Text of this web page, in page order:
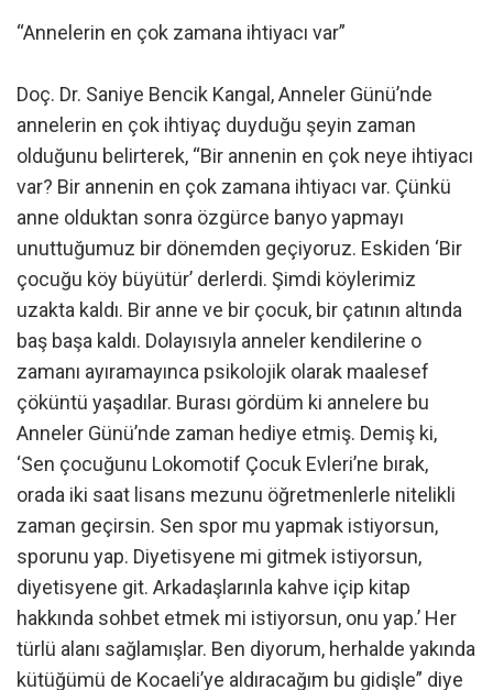
“Annelerin en çok zamana ihtiyacı var”
Doç. Dr. Saniye Bencik Kangal, Anneler Günü’nde
annelerin en çok ihtiyaç duyduğu şeyin zaman
olduğunu belirterek, “Bir annenin en çok neye ihtiyacı
var? Bir annenin en çok zamana ihtiyacı var. Çünkü
anne olduktan sonra özgürce banyo yapmayı
unuttuğumuz bir dönemden geçiyoruz. Eskiden ‘Bir
çocuğu köy büyütür’ derlerdi. Şimdi köylerimiz
uzakta kaldı. Bir anne ve bir çocuk, bir çatının altında
baş başa kaldı. Dolayısıyla anneler kendilerine o
zamanı ayıramayınca psikolojik olarak maalesef
çöküntü yaşadılar. Burası gördüm ki annelere bu
Anneler Günü’nde zaman hediye etmiş. Demiş ki,
‘Sen çocuğunu Lokomotif Çocuk Evleri’ne bırak,
orada iki saat lisans mezunu öğretmenlerle nitelikli
zaman geçirsin. Sen spor mu yapmak istiyorsun,
sporunu yap. Diyetisyene mi gitmek istiyorsun,
diyetisyene git. Arkadaşlarınla kahve içip kitap
hakkında sohbet etmek mi istiyorsun, onu yap.’ Her
türlü alanı sağlamışlar. Ben diyorum, herhalde yakında
kütüğümü de Kocaeli’ye aldıracağım bu gidişle” diye